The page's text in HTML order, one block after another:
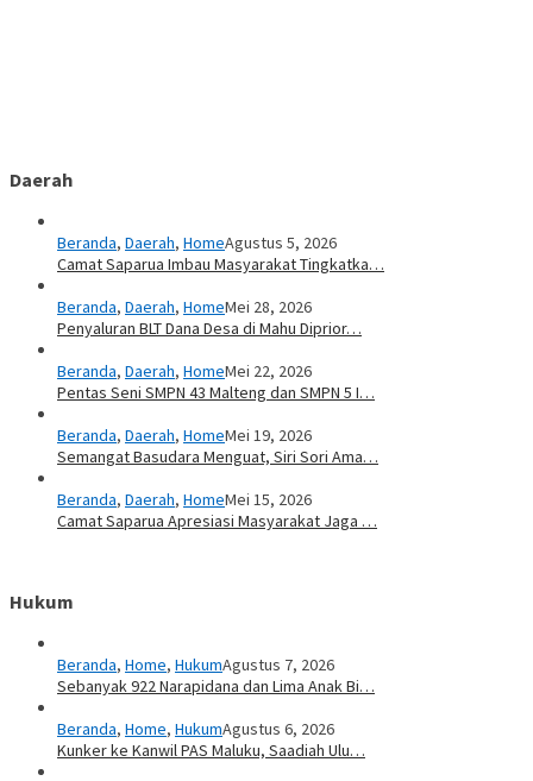
Daerah
Beranda, Daerah, HomeAgustus 5, 2026
Camat Saparua Imbau Masyarakat Tingkatka…
Beranda, Daerah, HomeMei 28, 2026
Penyaluran BLT Dana Desa di Mahu Diprior…
Beranda, Daerah, HomeMei 22, 2026
Pentas Seni SMPN 43 Malteng dan SMPN 5 I…
Beranda, Daerah, HomeMei 19, 2026
Semangat Basudara Menguat, Siri Sori Ama…
Beranda, Daerah, HomeMei 15, 2026
Camat Saparua Apresiasi Masyarakat Jaga …
Hukum
Beranda, Home, HukumAgustus 7, 2026
Sebanyak 922 Narapidana dan Lima Anak Bi…
Beranda, Home, HukumAgustus 6, 2026
Kunker ke Kanwil PAS Maluku, Saadiah Ulu…